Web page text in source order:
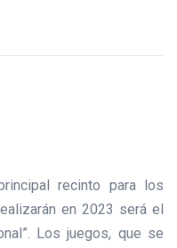
recinto para los
en 2023 será el
Los juegos, que se